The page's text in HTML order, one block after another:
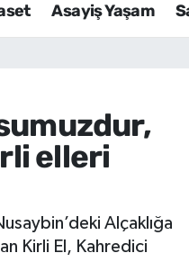
Asayiş Yaşam
elleri
Alçaklığa
Kirli El, Kahredici